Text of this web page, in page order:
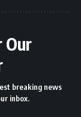
Our
breaking news
inbox.